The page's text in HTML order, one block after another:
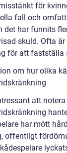
för
fall och
det har funnits
skuld. Ofta
för att fastställa
om hur olika
att
har mött
offentligt